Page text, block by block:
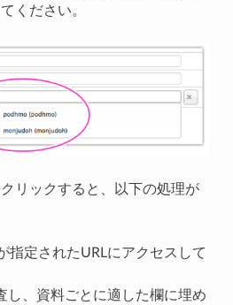
ください。
リックすると、以下の処理が
指定されたURLにアクセスして
し、資料ごとに適した欄に埋め